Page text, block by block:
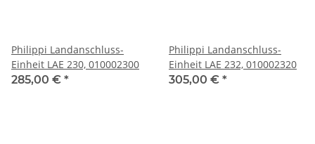
Philippi Landanschluss-
Einheit LAE 230, 010002300
285,00 € *
Philippi Landanschluss-
Einheit LAE 232, 010002320
305,00 € *